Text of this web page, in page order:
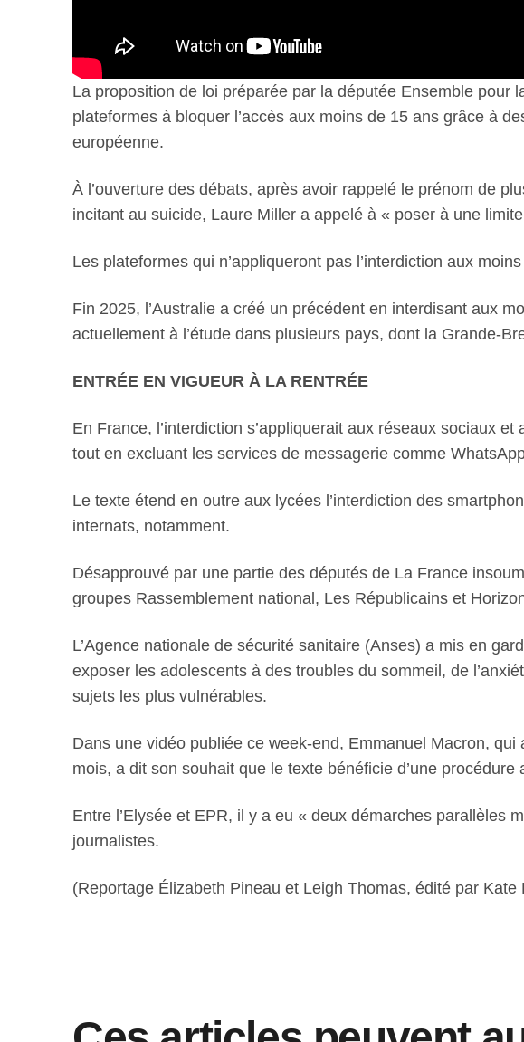
La proposition de loi préparée par la députée Ensemble
plateformes à bloquer l’accès aux moins de 15 ans grâce à
européenne.
À l’ouverture des débats, après avoir rappelé le prénom de
incitant au suicide, Laure Miller a appelé à « poser à une
Les plateformes qui n’appliqueront pas l’interdiction aux
Fin 2025, l’Australie a créé un précédent en interdisant aux
actuellement à l’étude dans plusieurs pays, dont la Grande-
ENTRÉE EN VIGUEUR À LA RENTRÉE
En France, l’interdiction s’appliquerait aux réseaux sociaux
tout en excluant les services de messagerie comme
Le texte étend en outre aux lycées l’interdiction des
internats, notamment.
Désapprouvé par une partie des députés de La France
groupes Rassemblement national, Les Républicains et
L’Agence nationale de sécurité sanitaire (Anses) a mis en
exposer les adolescents à des troubles du sommeil, de
sujets les plus vulnérables.
Dans une vidéo publiée ce week-end, Emmanuel Macron,
mois, a dit son souhait que le texte bénéficie d’une
Entre l’Elysée et EPR, il y a eu « deux démarches parallèles
journalistes.
(Reportage Élizabeth Pineau et Leigh Thomas, édité par Kate